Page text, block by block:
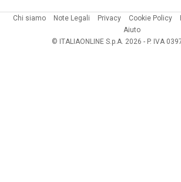
Chi siamo Note Legali Privacy Cookie Policy
Aiuto
© ITALIAONLINE S.p.A. 2026 - P. IVA